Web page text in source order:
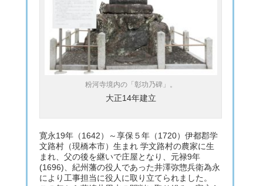
粉河寺境内の「彰功乃碑」。
大正14年建立
寛永19年（1642）～享保５年（1720）伊都郡学
文路村（現橋本市）生まれ 学文路村の農家に生
まれ、父の後を継いで庄屋となり、元禄9年
(1696)、紀州藩の役人であった井澤弥惣兵衛為永
により工事担当に役人に取り立てられました。